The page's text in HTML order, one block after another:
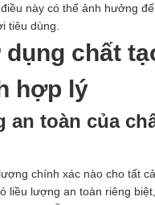
này có thể ảnh hưởng
tiêu dùng.
chất
hợp lý
an toàn của
chính xác nào cho tất
liều lượng an toàn riêng